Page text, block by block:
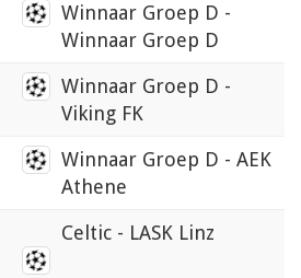
Winnaar Groep D -
Winnaar Groep D
Winnaar Groep D -
Viking FK
Winnaar Groep D - AEK
Athene
Celtic - LASK Linz